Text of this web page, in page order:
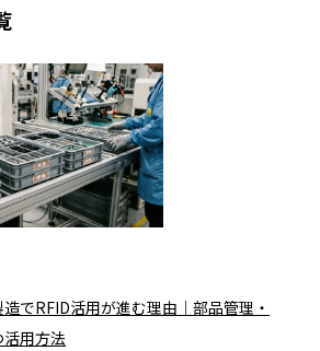
でRFID活用が進む理由｜部品管理・
用方法